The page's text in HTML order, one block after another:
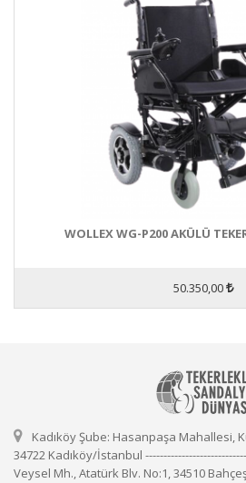
WOLLEX WG-P200 AKÜLÜ
50.350,00
Kadıköy Şube: Hasanpaşa Mahallesi,
34722 Kadıköy/İstanbul
Veysel Mh., Atatürk Blv. No:1, 34510